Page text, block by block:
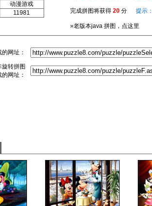
动漫游戏
11981 完成拼图将获得 20 分 提示
»老版本java 拼图，点这里
网址：
转拼图
网址：